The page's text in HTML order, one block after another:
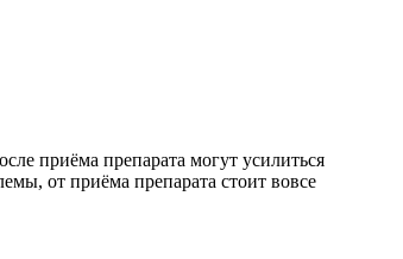
приёма препарата могут усилиться
от приёма препарата стоит вовсе